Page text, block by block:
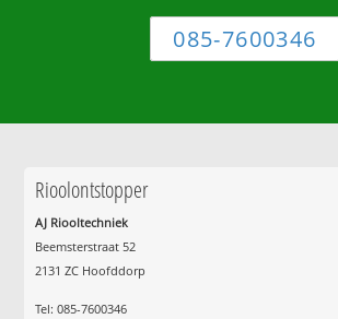
085-7600346
Rioolontstopper
AJ Riooltechniek
Beemsterstraat 52
2131 ZC Hoofddorp
Tel:085-7600346